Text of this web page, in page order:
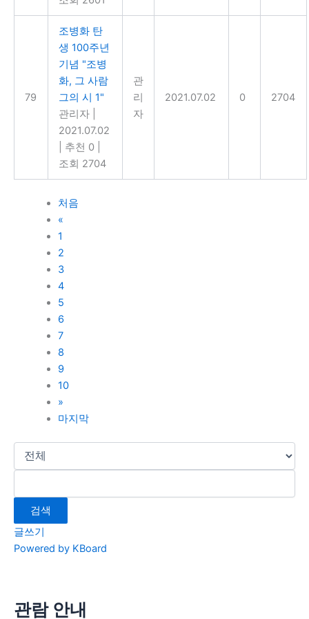
79
조병화 탄
생 100주년
기념 "조병
화, 그 사람
그의 시 1"
관리자
2021.07.02
추천 0
조회 2704
관
리
자
2021.07.02 0 2704
처음
«
1
2
3
4
5
6
7
8
9
10
»
마지막
검색
글쓰기
Powered by KBoard
관람 안내